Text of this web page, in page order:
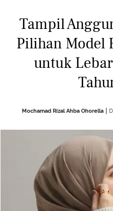
Tampil
Pilihan Model
untuk
Mochamad Rizal Ahba Ohorella